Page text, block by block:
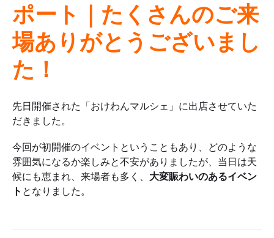
ポート｜たくさんのご来
場ありがとうございまし
た！
先日開催された「おけわんマルシェ」に出店させていた
だきました。
今回が初開催のイベントということもあり、どのような
雰囲気になるか楽しみと不安がありましたが、当日は天
候にも恵まれ、来場者も多く、 大変賑わいのあるイベン
ト となりました。